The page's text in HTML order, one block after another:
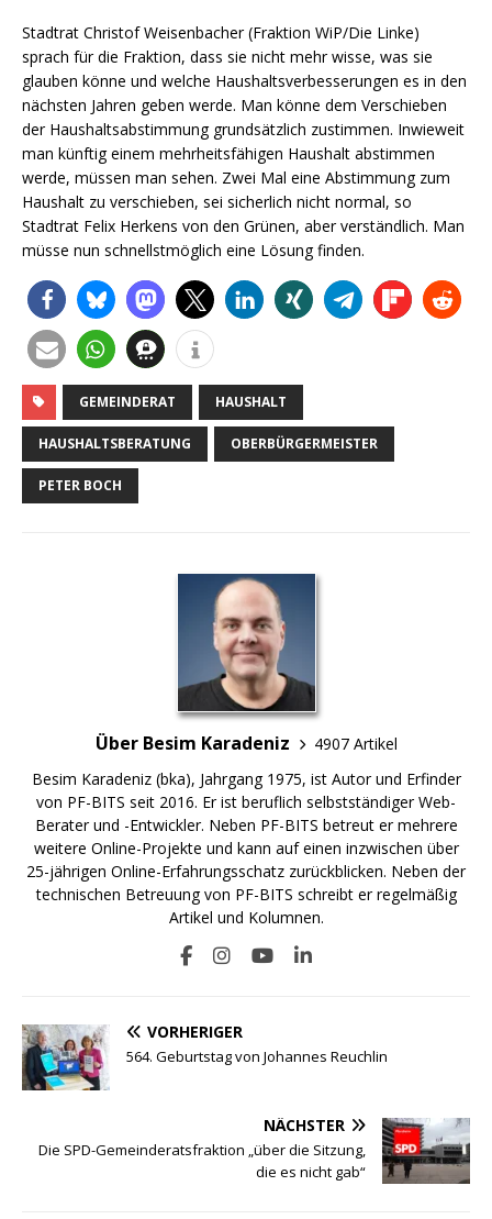
Stadtrat Christof Weisenbacher (Fraktion WiP/Die Linke)
sprach für die Fraktion, dass sie nicht mehr wisse, was sie
glauben könne und welche Haushaltsverbesserungen es in den
nächsten Jahren geben werde. Man könne dem Verschieben
der Haushaltsabstimmung grundsätzlich zustimmen. Inwieweit
man künftig einem mehrheitsfähigen Haushalt abstimmen
werde, müssen man sehen. Zwei Mal eine Abstimmung zum
Haushalt zu verschieben, sei sicherlich nicht normal, so
Stadtrat Felix Herkens von den Grünen, aber verständlich. Man
müsse nun schnellstmöglich eine Lösung finden.
GEMEINDERAT HAUSHALT
HAUSHALTSBERATUNG OBERBÜRGERMEISTER
PETER BOCH
Über Besim Karadeniz
4907 Artikel
Besim Karadeniz (bka), Jahrgang 1975, ist Autor und Erfinder
von PF-BITS seit 2016. Er ist beruflich selbstständiger Web-
Berater und -Entwickler. Neben PF-BITS betreut er mehrere
weitere Online-Projekte und kann auf einen inzwischen über
25-jährigen Online-Erfahrungsschatz zurückblicken. Neben der
technischen Betreuung von PF-BITS schreibt er regelmäßig
Artikel und Kolumnen.
VORHERIGER
564. Geburtstag von Johannes Reuchlin
NÄCHSTER
Die SPD-Gemeinderatsfraktion „über die Sitzung,
die es nicht gab“